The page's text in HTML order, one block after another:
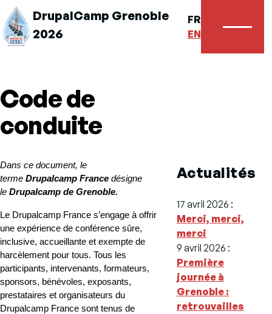
DrupalCamp Grenoble
2026
FR
EN
Code de
conduite
Dans ce document, le
terme Drupalcamp France désigne
le Drupalcamp de Grenoble.
Le Drupalcamp France s’engage à offrir
une expérience de conférence sûre,
inclusive, accueillante et exempte de
harcèlement pour tous. Tous les
participants, intervenants, formateurs,
sponsors, bénévoles, exposants,
prestataires et organisateurs du
Drupalcamp France sont tenus de
Actualités
17 avril 2026 :
Merci, merci,
merci
9 avril 2026 :
Première
journée à
Grenoble :
retrouvailles